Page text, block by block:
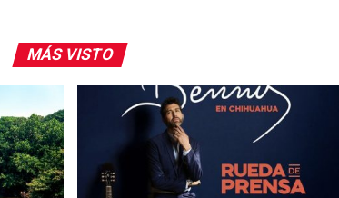
de las autoridades y llevó a la
de educación
no dependen de la
MÁS VISTO